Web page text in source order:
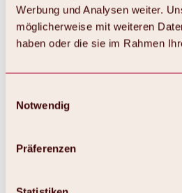
Werbung und Analysen weiter.
möglicherweise mit weiteren
haben oder die sie im Rahmen
Notwendig
Präferenzen